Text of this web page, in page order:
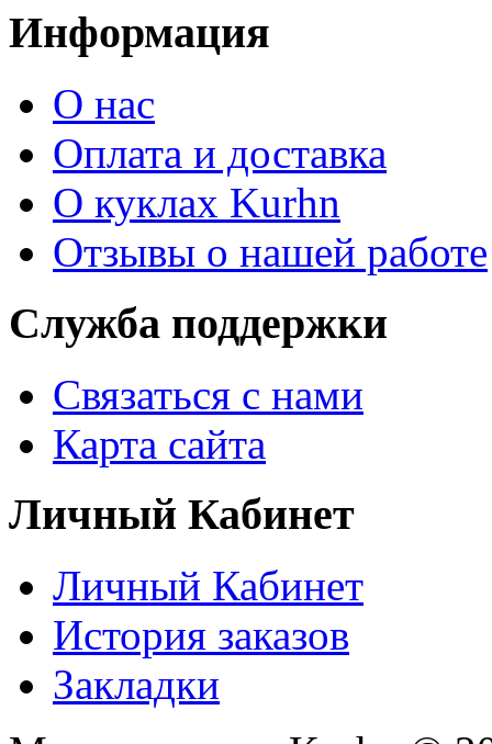
Информация
О нас
Оплата и доставка
О куклах Kurhn
Отзывы о нашей работе
Служба поддержки
Связаться с нами
Карта сайта
Личный Кабинет
Личный Кабинет
История заказов
Закладки